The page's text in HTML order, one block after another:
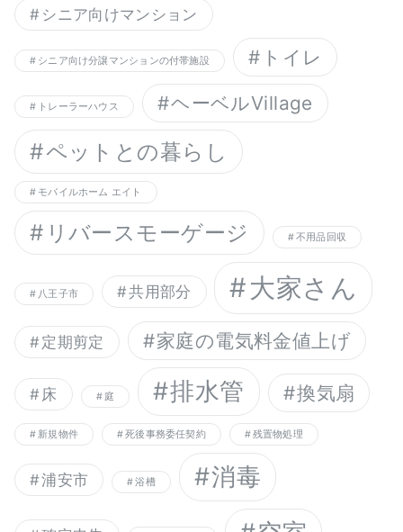
シニア向けマンション
シニア向け分譲マンションの付帯施設 トイレ
トレーラーハウス ヘーベルVillage
ペットとの暮らし
モバイルホーム エイト
リバースモーゲージ 不用品回収
八王子市 共用部分 大家さん
定期剪定 家庭の電気料金値上げ
床 庭 排水管 換気扇
新規物件 死後事務委任契約 残置物処理
浦安市 浴槽 消毒